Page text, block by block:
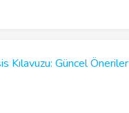
Kılavuzu: Güncel Öneriler